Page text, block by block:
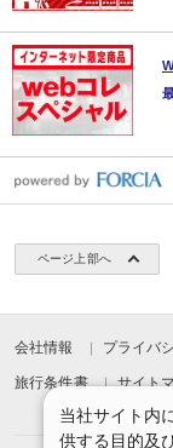
ページ上部へ
会社情報 プライバ
旅行条件書 サイト
当社サイト内
供する目的及